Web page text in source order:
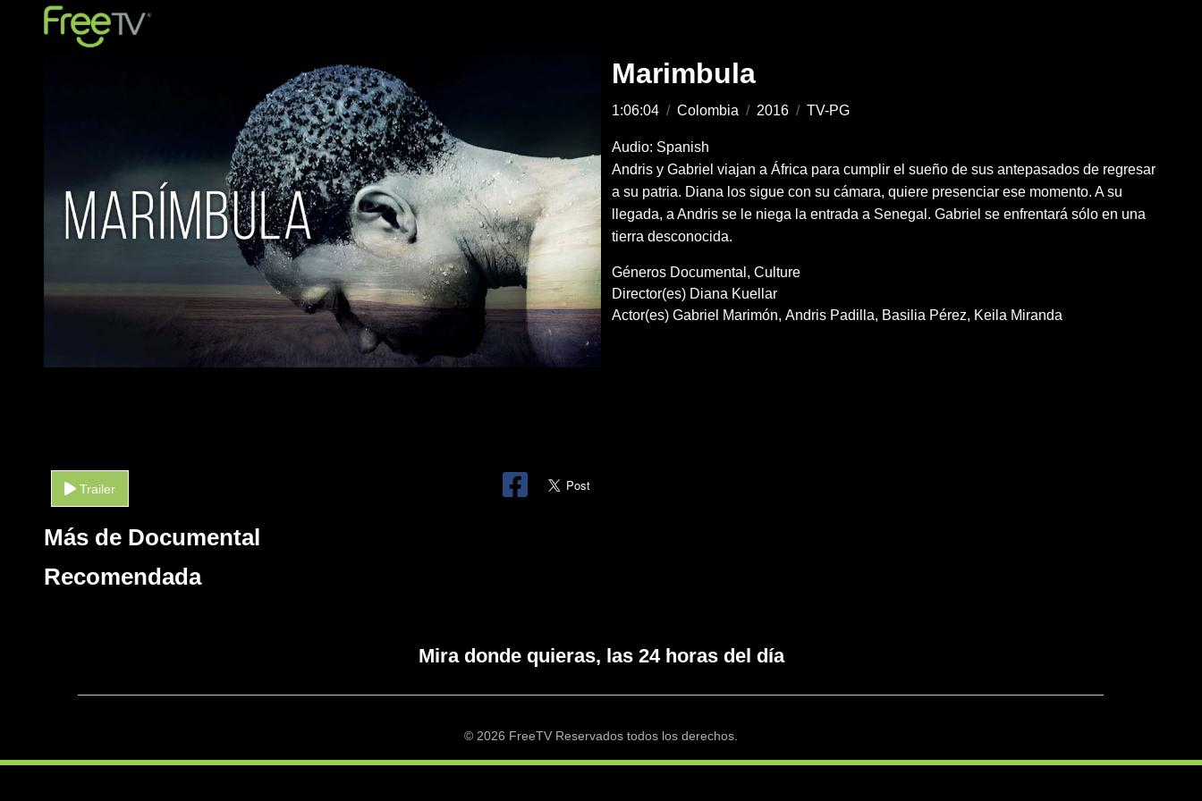
Trailer
Marimbula
1:06:04 / Colombia / 2016 / TV-PG
Audio: Spanish
Andris y Gabriel viajan a África para cumplir el sueño de sus antepasados de regresar
a su patria. Diana los sigue con su cámara, quiere presenciar ese momento. A su
llegada, a Andris se le niega la entrada a Senegal. Gabriel se enfrentará sólo en una
tierra desconocida.
Géneros Documental
Culture
Director(es) Diana Kuellar
Actor(es) Gabriel Marimón Andris Padilla Basilia Pérez Keila Miranda
Más de Documental
Recomendada
Mira donde quieras, las 24 horas del día
© 2026 FreeTV Reservados todos los derechos.